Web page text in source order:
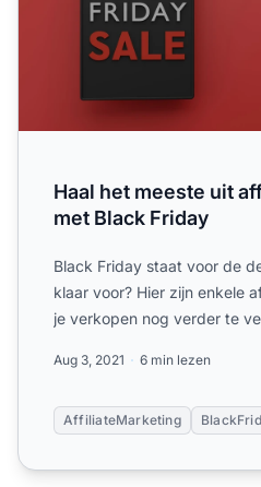
Haal het meeste uit
met Black Friday
Black Friday staat voor de
klaar voor? Hier zijn enkele
je verkopen nog verder te
Aug 3, 2021 6 min lezen
AffiliateMarketing